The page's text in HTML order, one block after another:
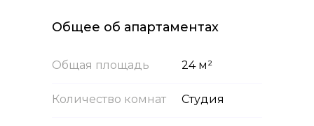
Общая площадь
Общее об апартаментах
24 м²
Количество комнат Студия